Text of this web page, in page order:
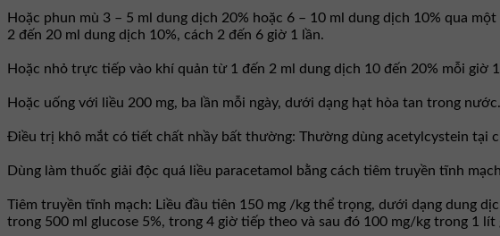
Hoặc phun mù 3 – 5 ml dung dịch 20% hoặc 6 – 10 ml dung dịch 10% qua
2 đến 20 ml dung dịch 10%, cách 2 đến 6 giờ 1 lần.
Hoặc nhỏ trực tiếp vào khí quản từ 1 đến 2 ml dung dịch 10 đến 20% mỗi giờ
Hoặc uống với liều 200 mg, ba lần mỗi ngày, dưới dạng hạt hòa tan trong
Ðiều trị khô mắt có tiết chất nhầy bất thường: Thường dùng acetylcystein tại
Dùng làm thuốc giải độc quá liều paracetamol bằng cách tiêm truyền tĩnh
Tiêm truyền tĩnh mạch: Liều đầu tiên 150 mg /kg thể trọng, dưới dạng dung
trong 500 ml glucose 5%, trong 4 giờ tiếp theo và sau đó 100 mg/kg trong 1